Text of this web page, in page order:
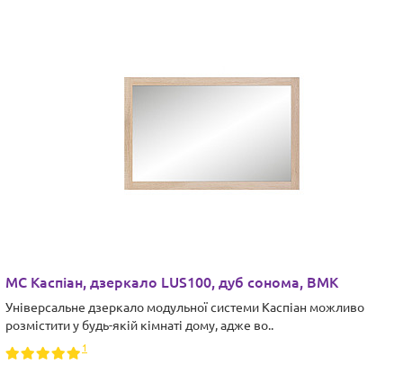
МС Каспіан, дзеркало LUS100, дуб сонома, ВМК
Універсальне дзеркало модульної системи Каспіан можливо
розмістити у будь-якій кімнаті дому, адже во..
1